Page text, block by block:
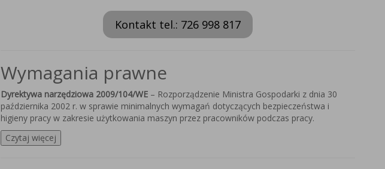
Kontakt tel.: 726 998 817
Wymagania prawne
Dyrektywa narzędziowa 2009/104/WE – Rozporządzenie Ministra Gospodarki z dnia 30
października 2002 r. w sprawie minimalnych wymagań dotyczących bezpieczeństwa i
higieny pracy w zakresie użytkowania maszyn przez pracowników podczas pracy.
Czytaj więcej